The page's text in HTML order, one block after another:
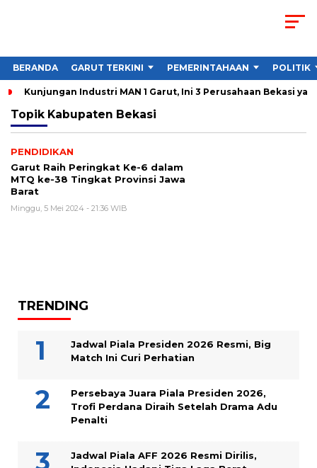
BERANDA GARUT TERKINI PEMERINTAHAAN POLITIK
Kunjungan Industri MAN 1 Garut, Ini 3 Perusahaan Bekasi
Topik Kabupaten Bekasi
PENDIDIKAN
Garut Raih Peringkat Ke-6 dalam
MTQ ke-38 Tingkat Provinsi Jawa
Barat
Minggu, 5 Mei 2024 - 21:36 WIB
TRENDING
Jadwal Piala Presiden 2026 Resmi, Big
Match Ini Curi Perhatian
Persebaya Juara Piala Presiden 2026,
Trofi Perdana Diraih Setelah Drama Adu
Penalti
Jadwal Piala AFF 2026 Resmi Dirilis,